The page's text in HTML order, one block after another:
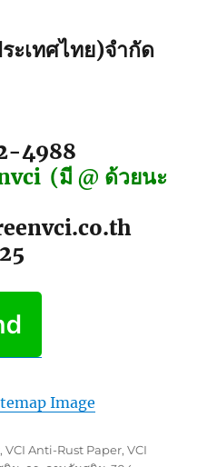
ะเทศไทย)จำกัด
4988
(มี @ ด้วยนะ
Image
,VCI Anti-Rust Paper,VCI